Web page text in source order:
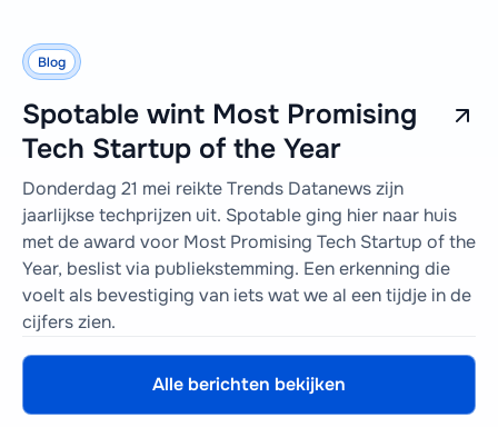
Blog
Spotable wint Most Promising
Tech Startup of the Year
Donderdag 21 mei reikte Trends Datanews zijn
jaarlijkse techprijzen uit. Spotable ging hier naar huis
met de award voor Most Promising Tech Startup of the
Year, beslist via publiekstemming. Een erkenning die
voelt als bevestiging van iets wat we al een tijdje in de
cijfers zien.
Alle berichten bekijken